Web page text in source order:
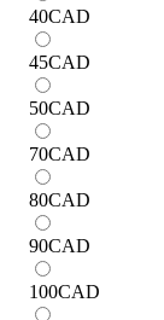
40CAD
45CAD
50CAD
70CAD
80CAD
90CAD
100CAD